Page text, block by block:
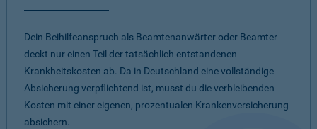
Dein Beihilfeanspruch als Beamtenanwärter oder Beamter
deckt nur einen Teil der tatsächlich entstandenen
Krankheitskosten ab. Da in Deutschland eine vollständige
Absicherung verpflichtend ist, musst du die verbleibenden
Kosten mit einer eigenen, prozentualen Krankenversicherung
absichern.